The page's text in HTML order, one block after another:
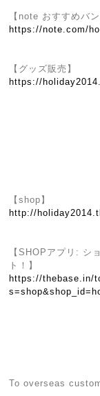
【note おすすめバン
https://note.com/
【グッズ販売】
https://
【shop】
http://
【SHOPアプリ: シ
ト！】
https://thebase.in/
To overseas